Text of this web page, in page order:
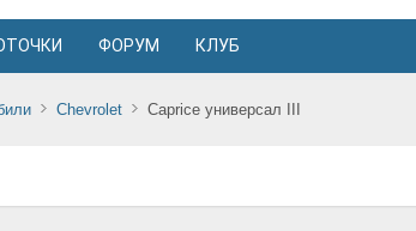
ФОРУМ КЛУБ
Chevrolet Caprice универсал III